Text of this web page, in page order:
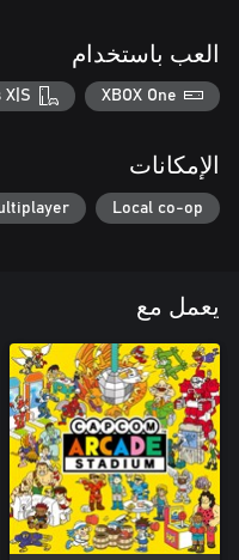
العب باستخدام
XBOX One
X|S
الإمكانات
Local co-op
يعمل مع